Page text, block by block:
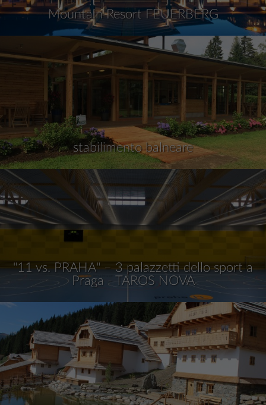
Mountain Resort FEUERBERG
stabilimento balneare
"11 vs. PRAHA" – 3 palazzetti dello sport a
Praga - TAROS NOVA